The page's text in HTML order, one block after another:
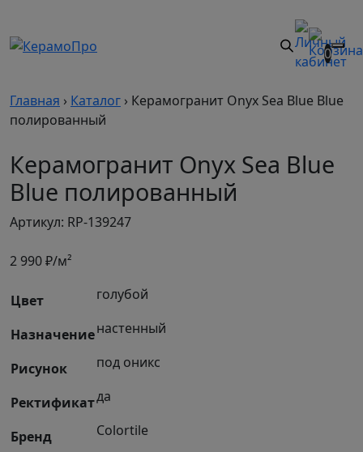
0
Главная › Каталог › Керамогранит Onyx Sea Blue Blue
полированный
Керамогранит Onyx Sea Blue
Blue полированный
Артикул: RP-139247
2 990₽/м²
Цвет голубой
Назначениенастенный
Рисунок под оникс
Ректификатда
Бренд
Colortile